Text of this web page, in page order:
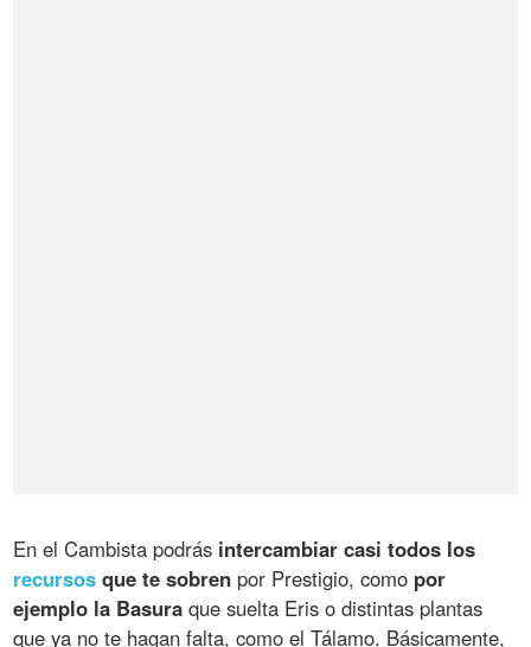
En el Cambista podrás intercambiar casi todos los
recursos que te sobren por Prestigio, como por
ejemplo la Basura que suelta Eris o distintas plantas
que ya no te hagan falta, como el Tálamo. Básicamente,